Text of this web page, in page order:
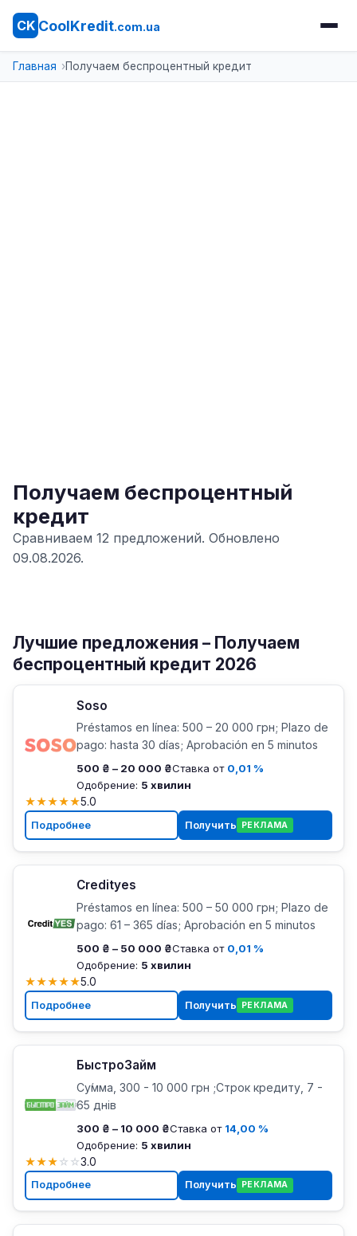
CK CoolKredit.com.ua
Главная Получаем беспроцентный кредит
Получаем беспроцентный
кредит
Сравниваем 12 предложений. Обновлено
09.08.2026.
Лучшие предложения – Получаем
беспроцентный кредит 2026
Soso
Préstamos en línea: 500 – 20 000 грн; Plazo de
pago: hasta 30 días; Aprobación en 5 minutos
500 ₴ – 20 000 ₴Ставка от 0,01 %
Одобрение: 5 хвилин
★★★★★5.0
Подробнее Получить РЕКЛАМА
Credityes
Préstamos en línea: 500 – 50 000 грн; Plazo de
pago: 61 – 365 días; Aprobación en 5 minutos
500 ₴ – 50 000 ₴Ставка от 0,01 %
Одобрение: 5 хвилин
★★★★★5.0
Подробнее Получить РЕКЛАМА
БыстроЗайм
Су́мма, 300 - 10 000 грн ;Строк кредиту, 7 -
65 днів
300 ₴ – 10 000 ₴Ставка от 14,00 %
Одобрение: 5 хвилин
★★★☆ ☆3.0
Подробнее Получить РЕКЛАМА